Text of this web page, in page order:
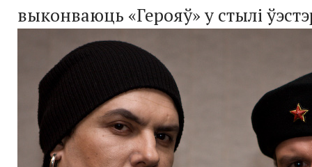
выконваюць «Герояў» у стылі